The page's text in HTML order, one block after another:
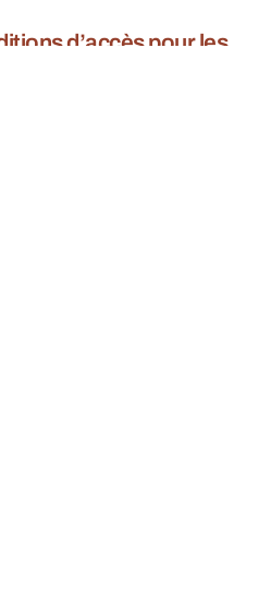
d’accès pour les